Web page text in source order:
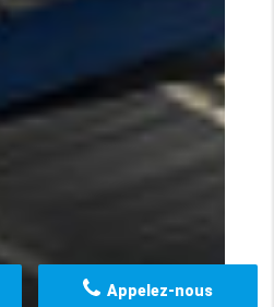
Appelez-nous